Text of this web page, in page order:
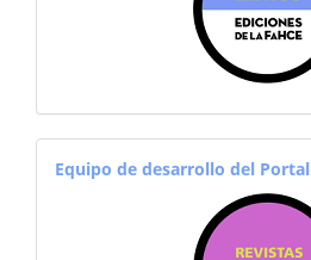
equiporevistas
Equipo de desarrollo del Portal